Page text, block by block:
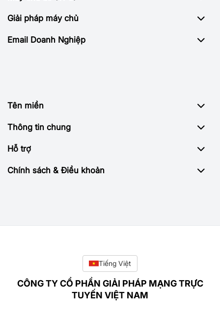
Giải pháp máy chủ
Email Doanh Nghiệp
Tên miền
Thông tin chung
Hỗ trợ
Chính sách & Điều khoản
Tiếng Việt
CÔNG TY CỔ PHẦN GIẢI PHÁP MẠNG TRỰC
TUYẾN VIỆT NAM